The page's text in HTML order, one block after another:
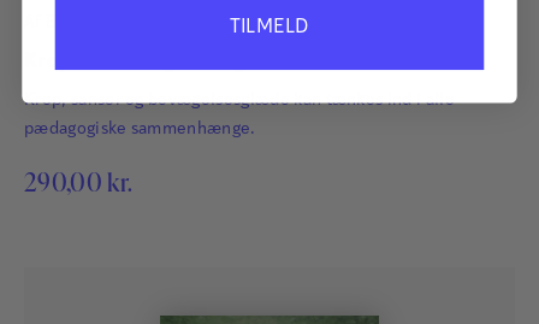
Krop, sanser og bevægelsesglæde kan tænkes ind i alle
pædagogiske sammenhænge.
290,00 kr.
TILMELD